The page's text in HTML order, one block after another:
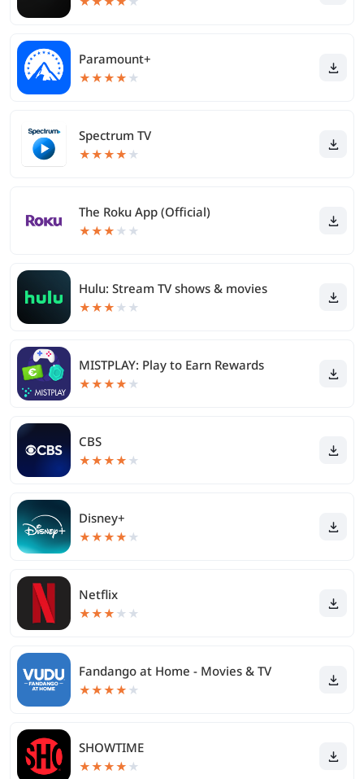
Paramount+
★★★★ ★
Spectrum TV
★★★★ ★
The Roku App (Official)
★★★ ★ ★
Hulu: Stream TV shows & movies
★★★ ★ ★
MISTPLAY: Play to Earn Rewards
★★★★ ★
CBS
★★★★ ★
Disney+
★★★★ ★
Netflix
★★★ ★ ★
Fandango at Home - Movies & TV
★★★★ ★
SHOWTIME
★★★★ ★